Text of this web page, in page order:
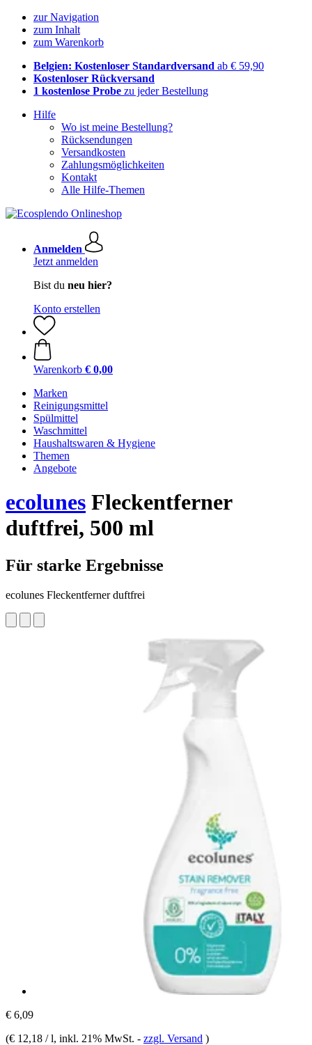
zur Navigation
zum Inhalt
zum Warenkorb
Belgien: Kostenloser Standardversand ab € 59,90
Kostenloser Rückversand
1 kostenlose Probe zu jeder Bestellung
Hilfe
Wo ist meine Bestellung?
Rücksendungen
Versandkosten
Zahlungsmöglichkeiten
Kontakt
Alle Hilfe-Themen
Anmelden
Jetzt anmelden
Bist du neu hier?
Konto erstellen
Warenkorb € 0,00
Marken
Reinigungsmittel
Spülmittel
Waschmittel
Haushaltswaren & Hygiene
Themen
Angebote
ecolunes Fleckentferner
duftfrei, 500 ml
Für starke Ergebnisse
ecolunes Fleckentferner duftfrei
€ 6,09
(€ 12,18 / l, inkl. 21% MwSt. - zzgl. Versand )